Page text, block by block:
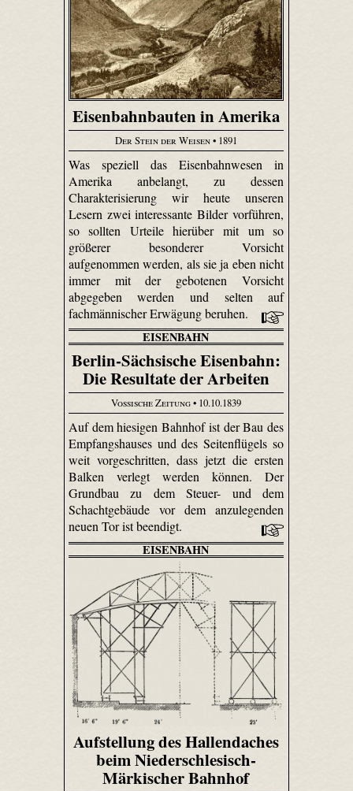
Eisenbahnbauten in Amerika
Der Stein der Weisen• 1891
Was speziell das Eisenbahnwesen in
Amerika anbelangt, zu dessen
Charakterisierung wir heute unseren
Lesern zwei interessante Bilder vorführen,
so sollten Urteile hierüber mit um so
größerer besonderer Vorsicht
aufgenommen werden, als sie ja eben nicht
immer mit der gebotenen Vorsicht
abgegeben werden und selten auf
fachmännischer Erwägung beruhen.
EISENBAHN
Berlin-Sächsische Eisenbahn:
Die Resultate der Arbeiten
Vossische Zeitung• 10.10.1839
Auf dem hiesigen Bahnhof ist der Bau des
Empfangshauses und des Seitenflügels so
weit vorgeschritten, dass jetzt die ersten
Balken verlegt werden können. Der
Grundbau zu dem Steuer- und dem
Schachtgebäude vor dem anzulegenden
neuen Tor ist beendigt.
EISENBAHN
Aufstellung des Hallendaches
beim Niederschlesisch-
Märkischer Bahnhof